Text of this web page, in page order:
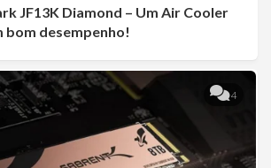
JF13K Diamond – Um Air Cooler
desempenho!
4